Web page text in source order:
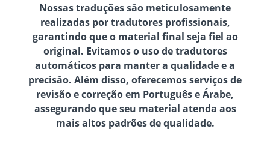
Nossas traduções são meticulosamente
realizadas por tradutores profissionais,
garantindo que o material final seja fiel ao
original. Evitamos o uso de tradutores
automáticos para manter a qualidade e a
precisão. Além disso, oferecemos serviços de
revisão e correção em Português e Árabe,
assegurando que seu material atenda aos
mais altos padrões de qualidade.